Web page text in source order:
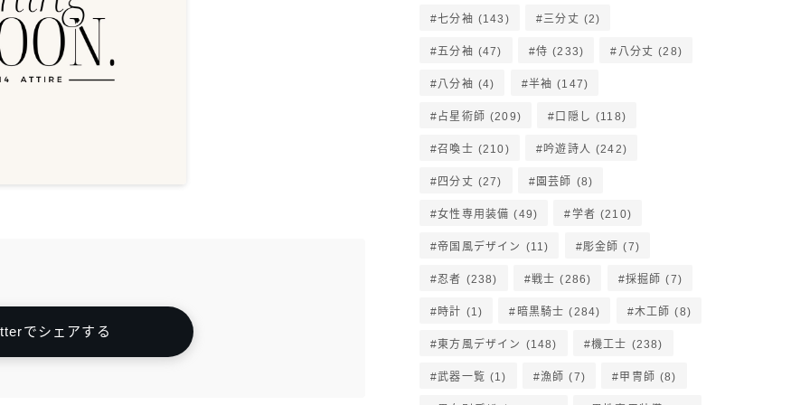
でシェアする
七分袖 (143) 三分丈 (2)
五分袖 (47) 侍 (233) 八分丈 (28)
八分袖 (4) 半袖 (147)
占星術師 (209) 口隠し (118)
召喚士 (210) 吟遊詩人 (242)
四分丈 (27) 園芸師 (8)
女性専用装備 (49) 学者 (210)
帝国風デザイン (11) 彫金師 (7)
忍者 (238) 戦士 (286) 採掘師 (7)
時計 (1) 暗黒騎士 (284) 木工師 (8)
東方風デザイン (148) 機工士 (238)
武器一覧 (1) 漁師 (7) 甲冑師 (8)